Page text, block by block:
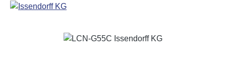
Pomiń galerię zdjęć